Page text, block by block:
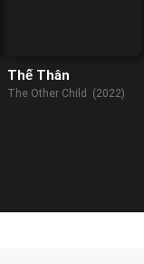
Thế Thân
The Other Child (2022)